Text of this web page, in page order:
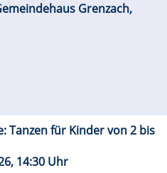
Grenzach,
Tanzen für Kinder von 2 bis
14:30 Uhr